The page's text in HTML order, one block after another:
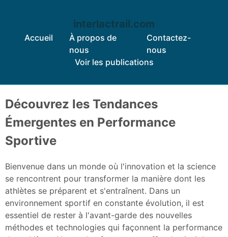
interlactrail.com
Accueil
À propos de
nous
Contactez-
nous
Voir les publications
Découvrez les Tendances
Émergentes en Performance
Sportive
Bienvenue dans un monde où l'innovation et la science
se rencontrent pour transformer la manière dont les
athlètes se préparent et s'entraînent. Dans un
environnement sportif en constante évolution, il est
essentiel de rester à l'avant-garde des nouvelles
méthodes et technologies qui façonnent la performance